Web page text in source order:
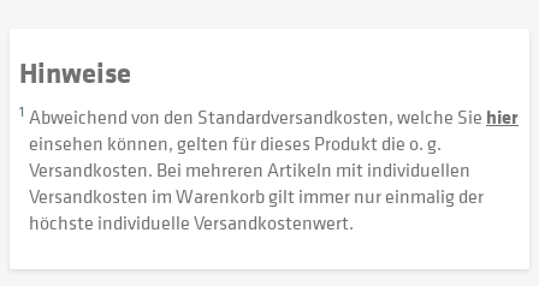
Hinweise
1 Abweichend von den Standardversandkosten, welche Sie hier
einsehen können, gelten für dieses Produkt die o. g.
Versandkosten. Bei mehreren Artikeln mit individuellen
Versandkosten im Warenkorb gilt immer nur einmalig der
höchste individuelle Versandkostenwert.